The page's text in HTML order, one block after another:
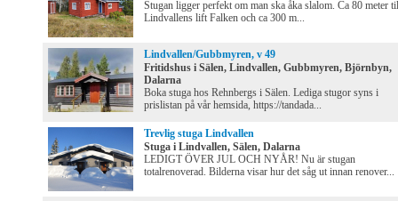
Stugan ligger perfekt om man ska åka slalom. Ca 80 meter
Lindvallens lift Falken och ca 300 m...
Lindvallen/Gubbmyren, v 49
Fritidshus i Sälen, Lindvallen, Gubbmyren, Björnbyn,
Dalarna
Boka stuga hos Rehnbergs i Sälen. Lediga stugor syns i
prislistan på vår hemsida, https://tandada...
Trevlig stuga Lindvallen
Stuga i Lindvallen, Sälen, Dalarna
LEDIGT ÖVER JUL OCH NYÅR! Nu är stugan
totalrenoverad. Bilderna visar hur det såg ut innan renover...